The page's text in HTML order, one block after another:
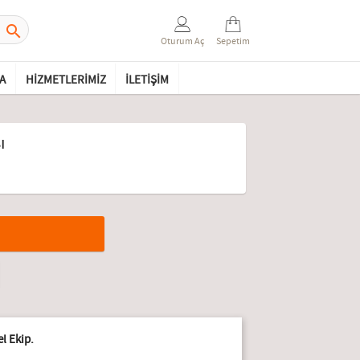

Oturum Aç Sepetim
HIZMETLERIMIZ İLETIŞIM
Ekip.